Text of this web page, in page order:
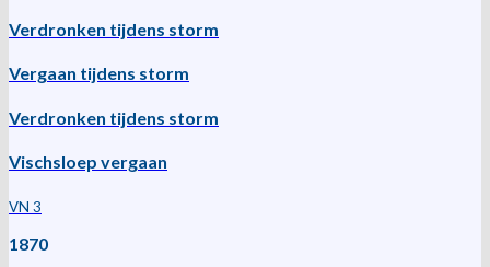
Verdronken tijdens storm
Vergaan tijdens storm
Verdronken tijdens storm
Vischsloep vergaan
VN 3
1870